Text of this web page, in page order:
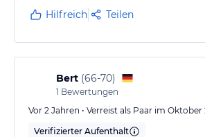
Das Essen war lecker.
Leider war nicht ersichtlich, welche
welchem Essen stecken.
Trotz Unverträglichkeiten meinerseits
immer etwas für mich finden, meist
Die Preise sind angemessen.
Hilfreich Teilen
Bert (66-70)
1 Bewertungen
Vor 2 Jahren • Verreist als Paar im Oktober
Verifizierter Aufenthalt